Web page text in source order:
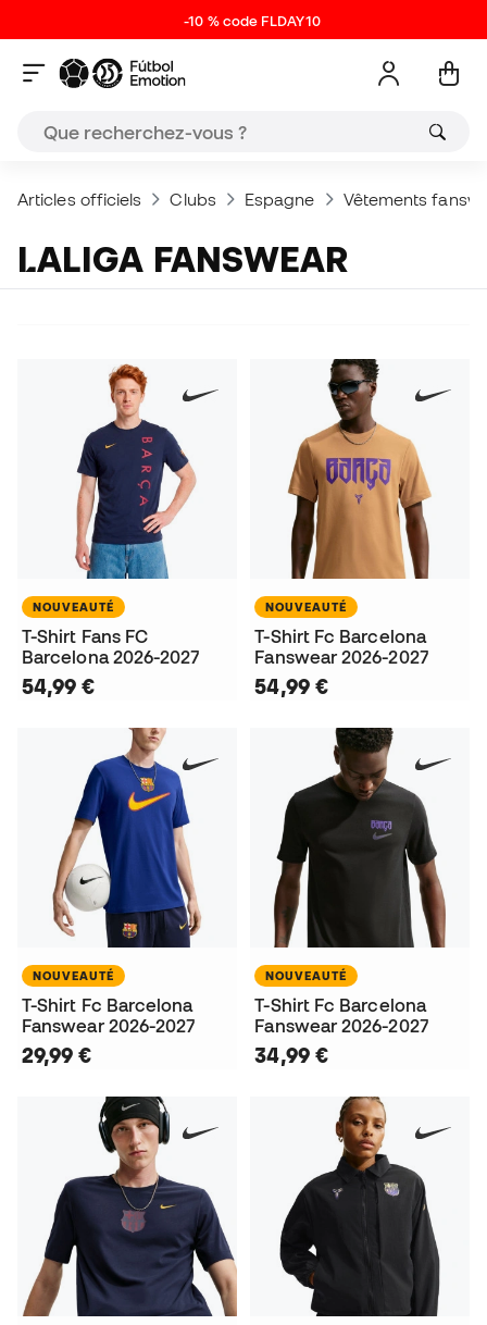
-10 % code FLDAY10
Articles officiels Clubs Espagne Vêtements
LALIGA FANSWEAR
NOUVEAUTÉ
T-Shirt Fans FC
Barcelona 2026-2027
54,99 €
NOUVEAUTÉ
T-Shirt Fc Barcelona
Fanswear 2026-2027
54,99 €
NOUVEAUTÉ
T-Shirt Fc Barcelona
Fanswear 2026-2027
29,99 €
NOUVEAUTÉ
T-Shirt Fc Barcelona
Fanswear 2026-2027
34,99 €